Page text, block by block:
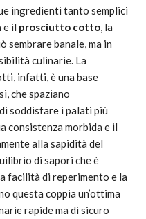
ingredienti tanto semplici
e il prosciutto cotto, la
sembrare banale, ma in
culinarie. La
infatti, è una base
che spaziano
soddisfare i palati più
consistenza morbida e il
alla sapidità del
di sapori che è
facilità di reperimento e la
questa coppia un’ottima
rapide ma di sicuro